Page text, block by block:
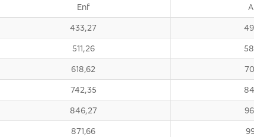
Enf
433,27
511,26
618,62
742,35
846,27
871,66